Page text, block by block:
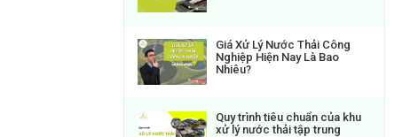
Giá Xử Lý Nước Thải Công
Nghiệp Hiện Nay Là Bao
Nhiêu?
Quy trình tiêu chuẩn của khu
xử lý nước thải tập trung